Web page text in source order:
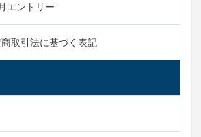
エントリー
取引法に基づく表記